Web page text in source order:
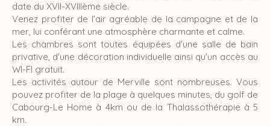
date du XVII-XVIIIème siècle.
Venez profiter de l'air agréable de la campagne et de la
mer, lui conférant une atmosphère charmante et calme.
Les chambres sont toutes équipées d'une salle de bain
privative, d'une décoration individuelle ainsi qu'un accès au
WI-FI gratuit.
Les activités autour de Merville sont nombreuses. Vous
pouvez profiter de la plage à quelques minutes, du golf de
Cabourg-Le Home à 4km ou de la Thalassothérapie à 5
km.